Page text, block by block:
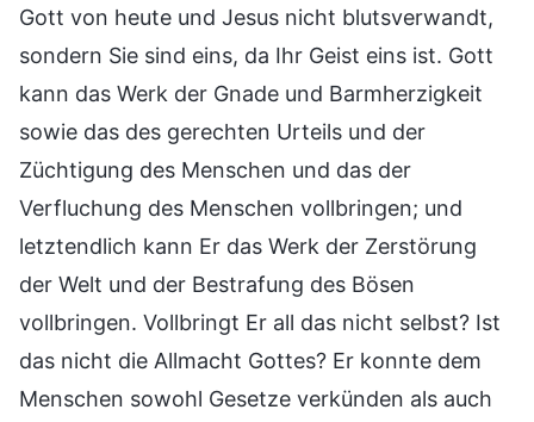
Gott von heute und Jesus nicht blutsverwandt,
sondern Sie sind eins, da Ihr Geist eins ist. Gott
kann das Werk der Gnade und Barmherzigkeit
sowie das des gerechten Urteils und der
Züchtigung des Menschen und das der
Verfluchung des Menschen vollbringen; und
letztendlich kann Er das Werk der Zerstörung
der Welt und der Bestrafung des Bösen
vollbringen. Vollbringt Er all das nicht selbst? Ist
das nicht die Allmacht Gottes? Er konnte dem
Menschen sowohl Gesetze verkünden als auch